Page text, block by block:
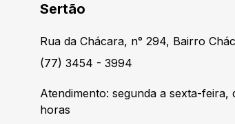
Sertão
Rua da Chácara, n° 294, Bairro
(77) 3454 - 3994
Atendimento: segunda a sexta-feira,
horas